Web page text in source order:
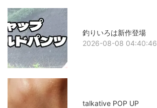
釣りいろは新作登場
2026-08-08 04:40:46
talkative POP UP